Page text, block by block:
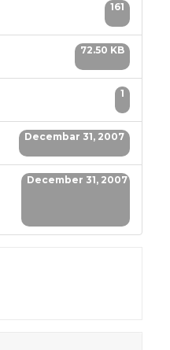
161
72.50 KB
1
Decembar 31, 2007
December 31, 2007